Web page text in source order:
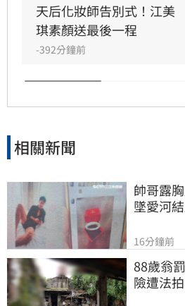
天后化妝師告別式！江美
琪素顏送最後一程
-392分鐘前
相關新聞
帥哥露
墜愛河
16分鐘前
88歲翁
險遭法拍